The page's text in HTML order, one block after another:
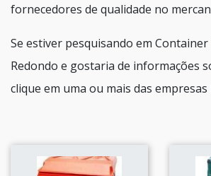
fornecedores de qualidade no
Se estiver pesquisando em Container
Redondo e gostaria de informações
clique em uma ou mais das